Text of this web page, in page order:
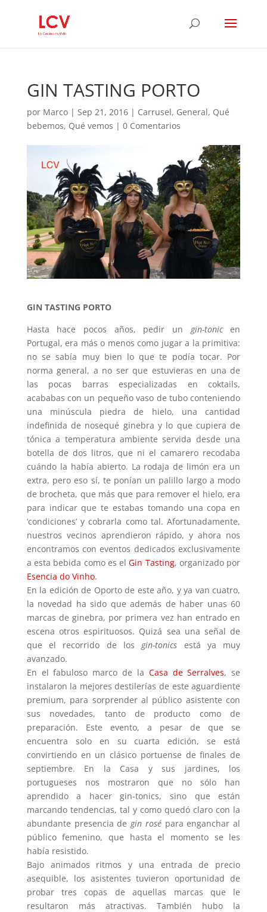
GIN TASTING PORTO
por Marco| Sep 21, 2016| Carrusel, General, Qué
bebemos, Qué vemos | 0 Comentarios
GIN TASTING PORTO
Hasta hace pocos años, pedir un gin-tonicen
Portugal, era más o menos como jugar a la primitiva:
no se sabía muy bien lo que te podía tocar. Por
norma general, a no ser que estuvieras en una de
las pocas barras especializadas en coktails,
acababas con un pequeño vaso de tubo conteniendo
una minúscula piedra de hielo, una cantidad
indefinida de nosequé ginebra y lo que cupiera de
tónica a temperatura ambiente servida desde una
botella de dos litros, que ni el camarero recodaba
cuándo la había abierto. La rodaja de limón era un
extra, pero eso sí, te ponían un palillo largo a modo
de brocheta, que más que para remover el hielo, era
para indicar que te estabas tomando una copa en
‘condiciones’ y cobrarla como tal. Afortunadamente,
nuestros vecinos aprendieron rápido, y ahora nos
encontramos con eventos dedicados exclusivamente
a esta bebida como es elGin Tasting, organizado por
Esencia do Vinho.
En la edición de Oporto de este año, y ya van cuatro,
la novedad ha sido que además de haber unas 60
marcas de ginebra, por primera vez han entrado en
escena otros espirituosos. Quizá sea una señal de
que el recorrido de losgin-tonics está ya muy
avanzado.
En el fabuloso marco de la Casa de Serralves, se
instalaron la mejores destilerías de este aguardiente
premium, para sorprender al público asistente con
sus novedades, tanto de producto como de
preparación. Este evento, a pesar de que se
encuentra solo en su cuarta edición, se está
convirtiendo en un clásico portuense de finales de
septiembre. En la Casa y sus jardines, los
portugueses nos mostraron que no sólo han
aprendido a hacer gin-tonics, sino que están
marcando tendencias, tal y como quedó claro con la
abundante presencia degin rosépara enganchar al
público femenino, que hasta el momento se les
había resistido.
Bajo animados ritmos y una entrada de precio
asequible, los asistentes tuvieron oportunidad de
probar tres copas de aquellas marcas que le
resultaron más atractivas. También hubo la